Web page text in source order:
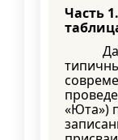
Часть
«Юта»)